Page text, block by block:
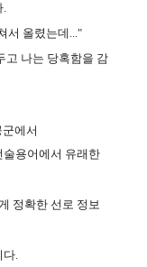
.
서 올렸는데..."
고 나는 당혹함을 감
에서
술용어에서 유래한
정확한 선로 정보
다.